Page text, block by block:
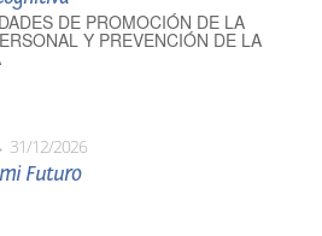
DE PROMOCIÓN DE LA
Y PREVENCIÓN DE LA
31/12/2026
Futuro